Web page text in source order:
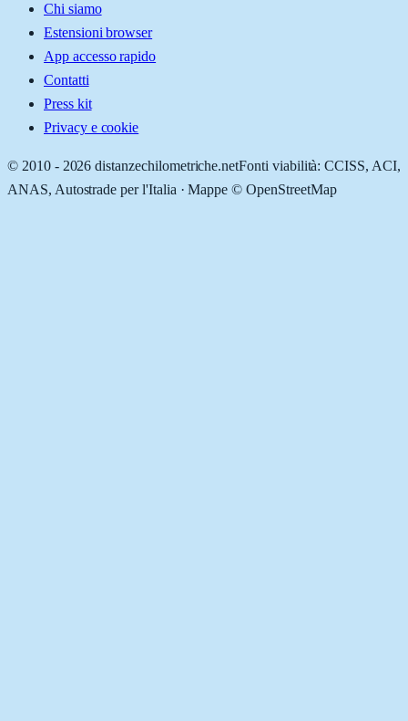
Chi siamo
Estensioni browser
App accesso rapido
Contatti
Press kit
Privacy e cookie
© 2010 - 2026 distanzechilometriche.netFonti viabilità: CCISS, ACI,
ANAS, Autostrade per l'Italia · Mappe © OpenStreetMap